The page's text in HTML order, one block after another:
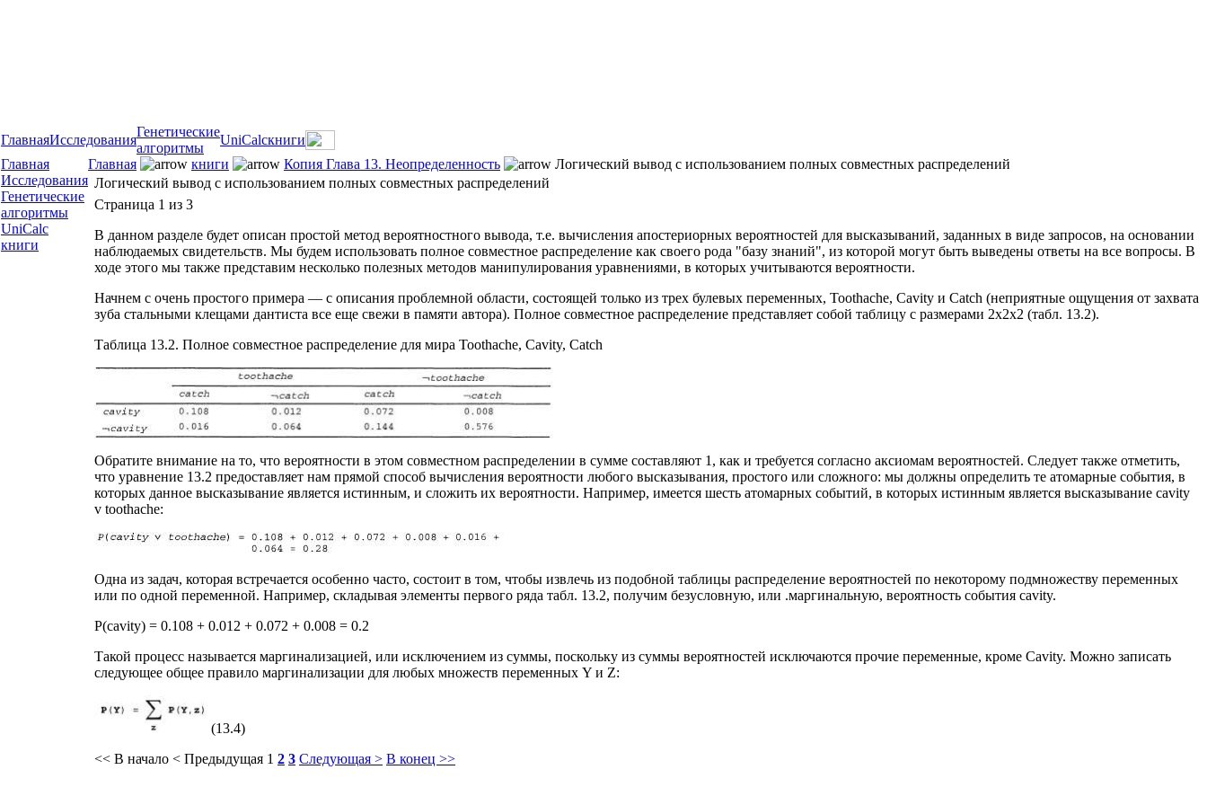
ГлавнаяИсследования
Генетические
алгоритмы
UniCalcкниги
Главная
Исследования
Генетические
алгоритмы
UniCalc
книги
Главная книги Копия Глава 13. Неопределенность
Логический вывод с использованием полных совместных распределений
Логический вывод с использованием полных совместных распределений
Страница 1 из 3
В данном разделе будет описан простой метод вероятностного вывода, т.е. вычисления апостериорных вероятностей для высказываний, заданных в виде запросов, на основании
наблюдаемых свидетельств. Мы будем использовать полное совместное распределение как своего рода "базу знаний", из которой могут быть выведены ответы на все вопросы. В
ходе этого мы также представим несколько полезных методов манипулирования уравнениями, в которых учитываются вероятности.
Начнем с очень простого примера — с описания проблемной области, состоящей только из трех булевых переменных, Toothache, Cavity и Catch (неприятные ощущения от захвата
зуба стальными клещами дантиста все еще свежи в памяти автора). Полное совместное распределение представляет собой таблицу с размерами 2x2x2 (табл. 13.2).
Таблица 13.2. Полное совместное распределение для мира Toothache, Cavity, Catch
Обратите внимание на то, что вероятности в этом совместном распределении в сумме составляют 1, как и требуется согласно аксиомам вероятностей. Следует также отметить,
что уравнение 13.2 предоставляет нам прямой способ вычисления вероятности любого высказывания, простого или сложного: мы должны определить те атомарные события, в
которых данное высказывание является истинным, и сложить их вероятности. Например, имеется шесть атомарных событий, в которых истинным является высказывание cavity
v toothache:
Одна из задач, которая встречается особенно часто, состоит в том, чтобы извлечь из подобной таблицы распределение вероятностей по некоторому подмножеству переменных
или по одной переменной. Например, складывая элементы первого ряда табл. 13.2, получим безусловную, или .маргинальную, вероятность события cavity.
P(cavity) = 0.108 + 0.012 + 0.072 + 0.008 = 0.2
Такой процесс называется маргинализацией, или исключением из суммы, поскольку из суммы вероятностей исключаются прочие переменные, кроме Cavity. Можно записать
следующее общее правило маргинализации для любых множеств переменных Υ и Z:
(13.4)
<< В начало < Предыдущая 1 2 3 Следующая > В конец >>